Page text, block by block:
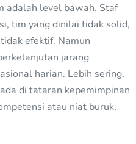
adalah level bawah. Staf
tim yang dinilai tidak solid,
efektif. Namun
jarang
harian. Lebih sering,
di tataran kepemimpinan
atau niat buruk,